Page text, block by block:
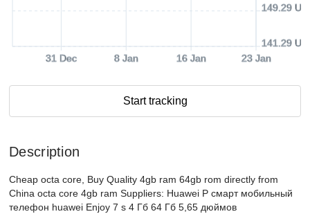
31 Dec 8 Jan 16 Jan 23 Jan
141.29
149.29
Start tracking
Description
Cheap octa core, Buy Quality 4gb ram 64gb rom directly from
China octa core 4gb ram Suppliers: Huawei P смарт мобильный
телефон huawei Enjoy 7 s 4 Гб 64 Гб 5,65 дюймов